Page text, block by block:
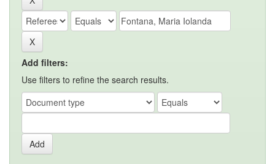
Add filters:
Use filters to refine the search results.